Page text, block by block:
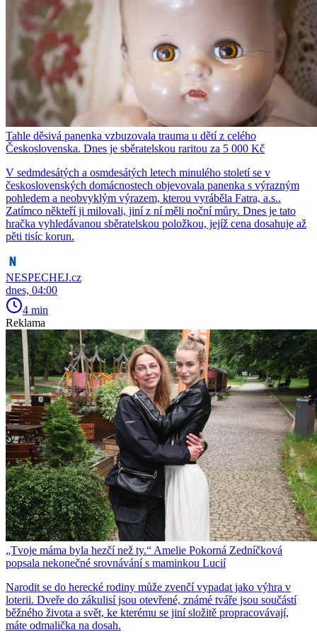
Tahle děsivá panenka vzbuzovala trauma u dětí z celého
Československa. Dnes je sběratelskou raritou za 5 000 Kč
V sedmdesátých a osmdesátých letech minulého století se v
československých domácnostech objevovala panenka s výrazným
pohledem a neobvyklým výrazem, kterou vyráběla Fatra, a.s..
Zatímco někteří ji milovali, jiní z ní měli noční můry. Dnes je tato
hračka vyhledávanou sběratelskou položkou, jejíž cena dosahuje až
pěti tisíc korun.
NESPECHEJ.cz
dnes, 04:00
4 min
Reklama
„Tvoje máma byla hezčí než ty.“ Amelie Pokorná Zedníčková
popsala nekonečné srovnávání s maminkou Lucií
Narodit se do herecké rodiny může zvenčí vypadat jako výhra v
loterii. Dveře do zákulisí jsou otevřené, známé tváře jsou součástí
běžného života a svět, ke kterému se jiní složitě propracovávají,
máte odmalička na dosah.